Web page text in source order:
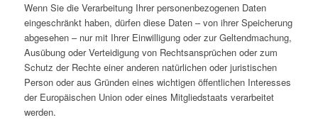
Wenn Sie die Verarbeitung Ihrer personenbezogenen Daten
eingeschränkt haben, dürfen diese Daten – von ihrer Speicherung
abgesehen – nur mit Ihrer Einwilligung oder zur Geltendmachung,
Ausübung oder Verteidigung von Rechtsansprüchen oder zum
Schutz der Rechte einer anderen natürlichen oder juristischen
Person oder aus Gründen eines wichtigen öffentlichen Interesses
der Europäischen Union oder eines Mitgliedstaats verarbeitet
werden.